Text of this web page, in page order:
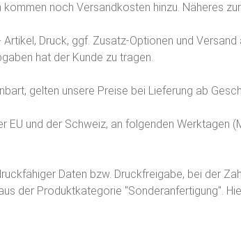
noch Versandkosten hinzu. Näheres
Druck, ggf. Zusatz-Optionen und
hat der Kunde zu tragen.
gelten unsere Preise bei Lieferung ab
EU und der Schweiz, an folgenden
Daten bzw. Druckfreigabe, bei der
der Produktkategorie "Sonderanfertigung".